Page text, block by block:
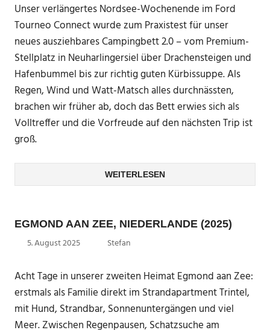
Unser verlängertes Nordsee-Wochenende im Ford
Tourneo Connect wurde zum Praxistest für unser
neues ausziehbares Campingbett 2.0 – vom Premium-
Stellplatz in Neuharlingersiel über Drachensteigen und
Hafenbummel bis zur richtig guten Kürbissuppe. Als
Regen, Wind und Watt-Matsch alles durchnässten,
brachen wir früher ab, doch das Bett erwies sich als
Volltreffer und die Vorfreude auf den nächsten Trip ist
groß.
WEITERLESEN
EGMOND AAN ZEE, NIEDERLANDE (2025)
5. August 2025 Stefan
Acht Tage in unserer zweiten Heimat Egmond aan Zee:
erstmals als Familie direkt im Strandapartment Trintel,
mit Hund, Strandbar, Sonnenuntergängen und viel
Meer. Zwischen Regenpausen, Schatzsuche am